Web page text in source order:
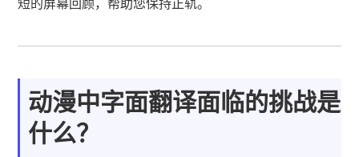
短的屏幕回顾，帮助您保持正轨。
动漫中字面翻译面临的挑战是
什么？